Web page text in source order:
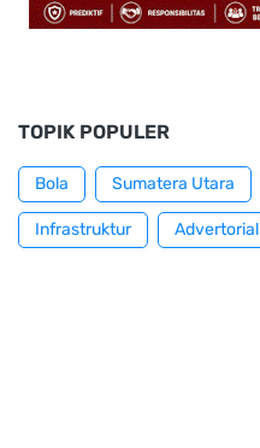
TOPIK POPULER
Bola Sumatera Utara
Infrastruktur Advertorial